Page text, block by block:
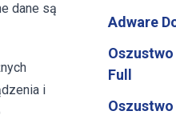
dane są
i
Adware
Full